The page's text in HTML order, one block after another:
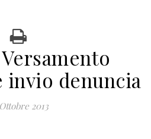
denuncia
2013